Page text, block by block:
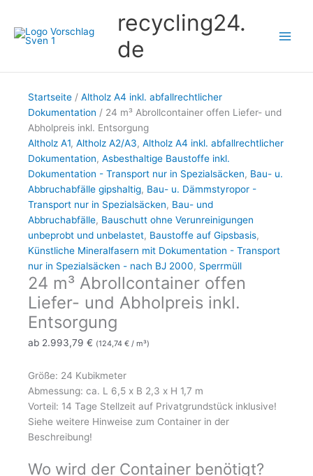
springen
recycling24.
de
Startseite / Altholz A4 inkl. abfallrechtlicher
Dokumentation / 24 m³ Abrollcontainer offen Liefer- und
Abholpreis inkl. Entsorgung
Altholz A1, Altholz A2/A3, Altholz A4 inkl. abfallrechtlicher
Dokumentation, Asbesthaltige Baustoffe inkl.
Dokumentation - Transport nur in Spezialsäcken, Bau- u.
Abbruchabfälle gipshaltig, Bau- u. Dämmstyropor -
Transport nur in Spezialsäcken, Bau- und
Abbruchabfälle, Bauschutt ohne Verunreinigungen
unbeprobt und unbelastet, Baustoffe auf Gipsbasis,
Künstliche Mineralfasern mit Dokumentation - Transport
nur in Spezialsäcken - nach BJ 2000, Sperrmüll
24 m³ Abrollcontainer offen
Liefer- und Abholpreis inkl.
Entsorgung
ab 2.993,79 € (124,74 € / m³)
Größe: 24 Kubikmeter
Abmessung: ca. L 6,5 x B 2,3 x H 1,7 m
Vorteil: 14 Tage Stellzeit auf Privatgrundstück inklusive!
Siehe weitere Hinweise zum Container in der
Beschreibung!
Wo wird der Container benötigt?